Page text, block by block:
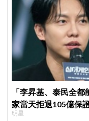
「李昇基、泰民全
家當天拒退105億保
明星